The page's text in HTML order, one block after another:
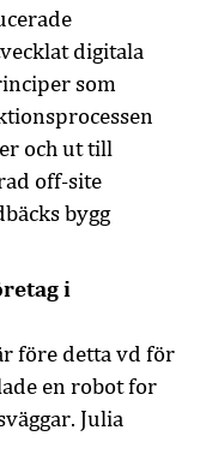
digitala
som
och ut till
off-site
bygg
i
före detta vd för
en robot for
Julia